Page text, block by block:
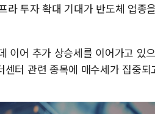
투자 확대 기대가 반도체 업종
이어 추가 상승세를 이어가고 있
터 관련 종목에 매수세가 집중되